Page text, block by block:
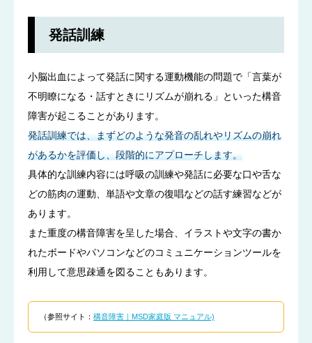
発話訓練
小脳出血によって発話に関する運動機能の問題で「言葉が
不明瞭になる・話すときにリズムが崩れる」といった構音
障害が起こることがあります。
発話訓練では、まずどのような発音の乱れやリズムの崩れ
があるかを評価し、段階的にアプローチします。
具体的な訓練内容には呼吸の訓練や発話に必要な口や舌な
どの筋肉の運動、単語や文章の復唱などの話す練習などが
あります。
また重度の構音障害を呈した場合、イラストや文字の書か
れたボードやパソコンなどのコミュニケーションツールを
利用して意思疎通を図ることもあります。
（参照サイト： 構音障害｜MSD家庭版 マニュアル)